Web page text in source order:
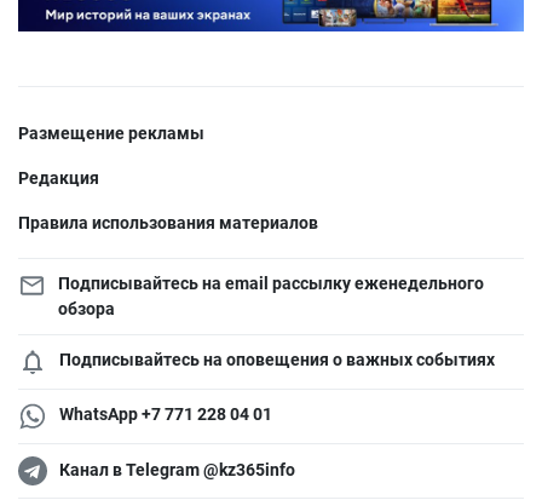
Размещение рекламы
Редакция
Правила использования материалов
Подписывайтесь на email рассылку еженедельного
обзора
Подписывайтесь на оповещения о важных событиях
WhatsApp +7 771 228 04 01
Канал в Telegram @kz365info